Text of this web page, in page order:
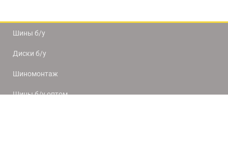
Шины б/у
Диски б/у
Шиномонтаж
Шины б/у оптом